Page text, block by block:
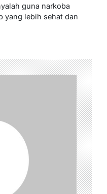
guna narkoba
yang lebih sehat dan